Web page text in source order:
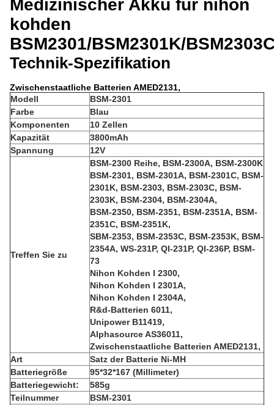
Medizinischer Akku für nihon
kohden
BSM2301/BSM2301K/
Technik-Spezifikation
Zwischenstaatliche Batterien AMED2131,
Modell
BSM-2301
Farbe
Blau
Komponenten
10 Zellen
Kapazität
3800mAh
Spannung
12V
Treffen Sie zu
BSM-2300 Reihe, BSM-2300A, BSM-2300K
BSM-2301, BSM-2301A, BSM-2301C, BSM-
2301K, BSM-2303, BSM-2303C, BSM-
2303K, BSM-2304, BSM-2304A,
BSM-2350, BSM-2351, BSM-2351A, BSM-
2351C, BSM-2351K,
SBM-2353, BSM-2353C, BSM-2353K, BSM-
2354A, WS-231P, QI-231P, QI-236P, BSM-
73
Nihon Kohden I 2300,
Nihon Kohden I 2301A,
Nihon Kohden I 2304A,
R&d-Batterien 6011,
Unipower B11419,
Alphasource AS36011,
Zwischenstaatliche Batterien AMED2131,
Art
Satz der Batterie Ni-MH
Batteriegröße
95*32*167 (Millimeter)
Batteriegewicht:
585g
Teilnummer
BSM-2301